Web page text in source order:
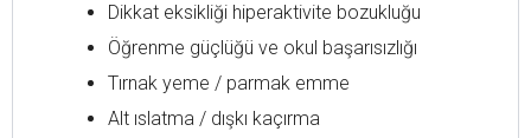
Dikkat eksikliği hiperaktivite bozukluğu
Öğrenme güçlüğü ve okul başarısızlığı
Tırnak yeme / parmak emme
Alt ıslatma / dışkı kaçırma